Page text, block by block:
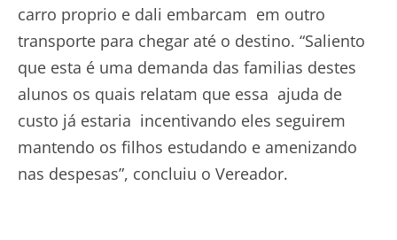
carro proprio e dali embarcam em outro
transporte para chegar até o destino. “Saliento
que esta é uma demanda das familias destes
alunos os quais relatam que essa ajuda de
custo já estaria incentivando eles seguirem
mantendo os filhos estudando e amenizando
nas despesas”, concluiu o Vereador.